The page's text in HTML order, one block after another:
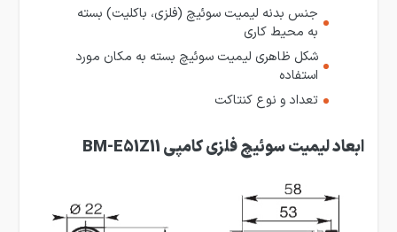
جنس بدنه لیمیت سوئیچ (فلزی، باکلیت) بسته
به محیط کاری
شکل ظاهری لیمیت سوئیچ بسته به مکان مورد
استفاده
تعداد و نوع کنتاکت
ابعاد لیمیت سوئیچ فلزی کامپی BM-E51Z11